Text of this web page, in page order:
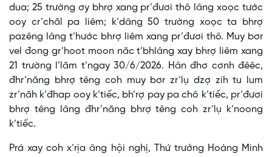
dua; 25 trường ơy bhrợ xang pr’đươi thô lâng xoọc tước
ooy cr’chăl pa liêm; k’dâng 50 trường xoọc ta bhrợ
pazêng lâng t’hước bhrợ liêm xang pr’đươi thô. Muy bơr
vel đong gr’hoot moon năc t’bhlâng xay bhrợ liêm xang
21 trường l’lăm t’ngay 30/6/2026. Hân đhơ cơnh đêêc,
đhr’năng bhrợ têng coh muy bơr zr’lụ dzợ zih tu lum
zr’năh k’đhap ooy k’tiếc, bh’rợ pay pa chô k’tiếc, pr’đươi
bhrợ têng lâng đhr’năng bhrợ têng coh zr’lụ k’noong
k’tiếc.
Prá xay coh x’rịa âng hội nghị, Thứ trưởng Hoàng Minh